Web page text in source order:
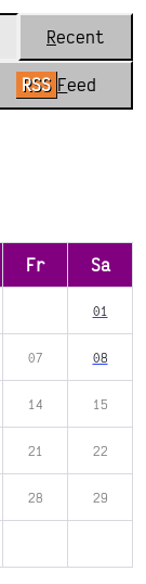
Recent
RSS Feed
Fr Sa
01
07 08
14 15
21 22
28 29